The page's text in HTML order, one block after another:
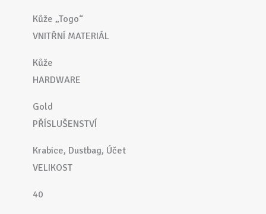
Kůže „Togo“
VNITŘNÍ MATERIÁL
Kůže
HARDWARE
Gold
PŘÍSLUŠENSTVÍ
Krabice, Dustbag, Účet
VELIKOST
40